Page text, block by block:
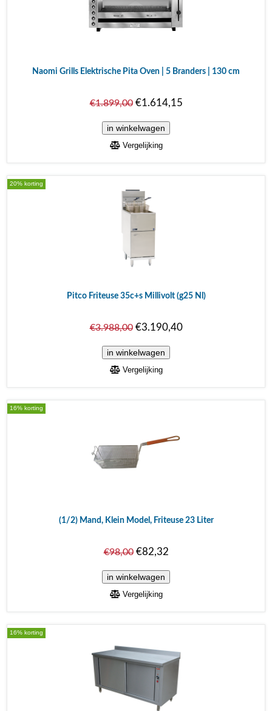
Naomi Grills Elektrische Pita Oven | 5 Branders | 130 cm
€1.899,00€1.614,15
Vergelijking
20% korting
Pitco Friteuse 35c+s Millivolt (g25 Nl)
€3.988,00€3.190,40
Vergelijking
16% korting
(1/2) Mand, Klein Model, Friteuse 23 Liter
€98,00€82,32
Vergelijking
16% korting